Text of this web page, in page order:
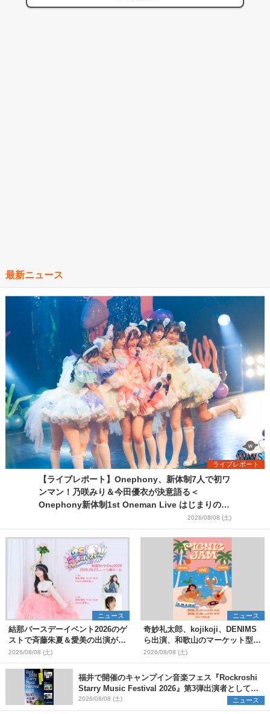
最新ニュース
ライブレポート
【ライブレポート】Onephony、新体制7人で初ワ
ンマン！乃咲みり＆今田優衣が決意語る＜
Onephony新体制1st Oneman Live はじまりの夏
2026/08/08 (土)
ニュース
結那バースデーイベント2026のゲ
ストで斉藤朱夏＆愛美の出演が決
定
2026/08/08 (土)
ニュース
奇妙礼太郎、kojikoji、DENIMS
ら出演、和歌山のマーケット型野
外イベント『PICNIC JAM
2026』早割チケット発売開始
2026/08/08 (土)
福井で開催のキャンプイン音楽フェス『Rockroshi
Starry Music Festival 2026』第3弾出演者として
SCOOBIE DO、かりゆし58、Reiを発表
2026/08/08 (土) ニュース